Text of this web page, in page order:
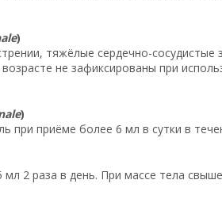
)
тяжёлые сердечно-
не зафиксированы при
)
приёме более 6 мл в сутки в
2 раза в день. При массе тела